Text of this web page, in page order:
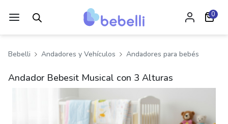
0
Bebelli Andadores y Vehículos Andadores para bebés
Andador Bebesit Musical con 3 Alturas